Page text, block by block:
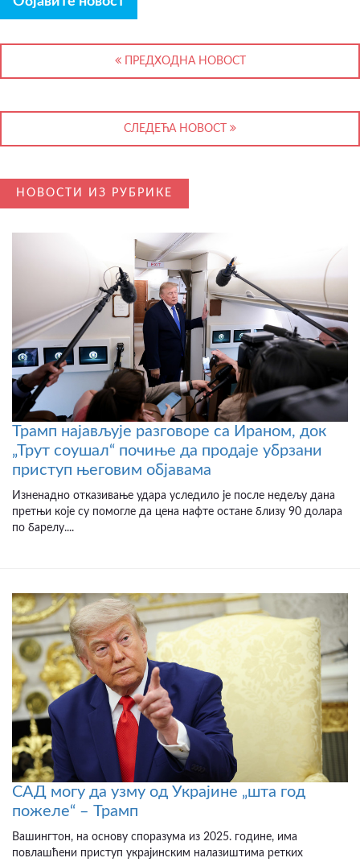
ПРЕДХОДНА НОВОСТ
СЛЕДЕЋА НОВОСТ
НОВОСТИ ИЗ РУБРИКЕ
Трамп најављује разговоре са Ираном, док
„Трут соушал“ почиње да продаје убрзани
приступ његовим објавама
Изненадно отказивање удара уследило је после недељу дана
претњи које су помогле да цена нафте остане близу 90 долара
по барелу....
САД могу да узму од Украјине „шта год
пожеле“ – Трамп
Вашингтон, на основу споразума из 2025. године, има
повлашћени приступ украјинским налазиштима ретких